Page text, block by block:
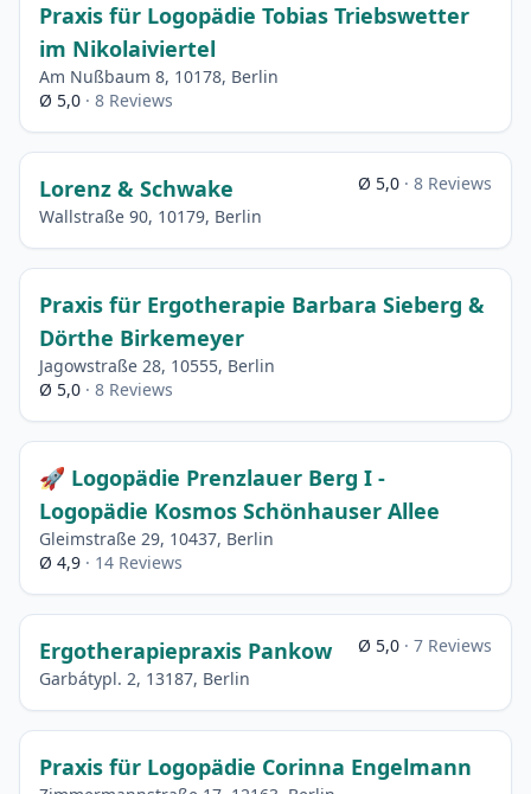
Praxis für Logopädie Tobias Triebswetter
im Nikolaiviertel
Am Nußbaum 8, 10178, Berlin
Ø 5,0 · 8 Reviews
Lorenz & Schwake
Wallstraße 90, 10179, Berlin
Ø 5,0 · 8 Reviews
Praxis für Ergotherapie Barbara Sieberg &
Dörthe Birkemeyer
Jagowstraße 28, 10555, Berlin
Ø 5,0 · 8 Reviews
🚀 Logopädie Prenzlauer Berg I -
Logopädie Kosmos Schönhauser Allee
Gleimstraße 29, 10437, Berlin
Ø 4,9 · 14 Reviews
Ergotherapiepraxis Pankow
Garbátypl. 2, 13187, Berlin
Ø 5,0 · 7 Reviews
Praxis für Logopädie Corinna Engelmann